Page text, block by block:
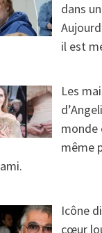
dans
il est
Les
monde
même
ami.
Icône
cœur